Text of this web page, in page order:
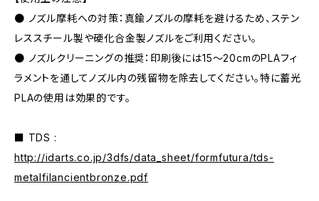
● ノズル摩耗への対策：真鍮ノズルの摩耗を避けるため、ステン
レススチール製や硬化合金製ノズルをご利用ください。
● ノズルクリーニングの推奨：印刷後には15～20cmのPLAフィ
ラメントを通してノズル内の残留物を除去してください。特に蓄光
PLAの使用は効果的です。
■ TDS :
http://idarts.co.jp/3dfs/data_sheet/formfutura/tds-
metalfilancientbronze.pdf